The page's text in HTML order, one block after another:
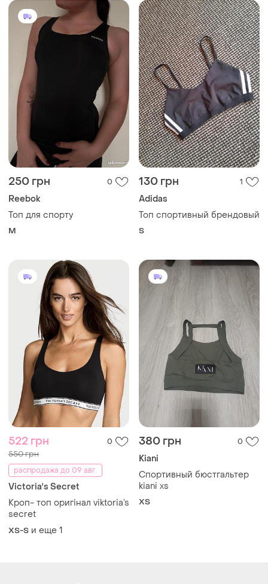
250 грн 0
Reebok
Топ для спорту
M
130 грн 1
Adidas
Топ спортивный брендовый
S
522 грн 0
550 грн
распродажа до 09 авг.
Victoria's Secret
Кроп- топ оригінал viktoria’s
secret
XS-S и еще 1
380 грн 0
Kiani
Спортивный бюстгальтер
kiani xs
ХS